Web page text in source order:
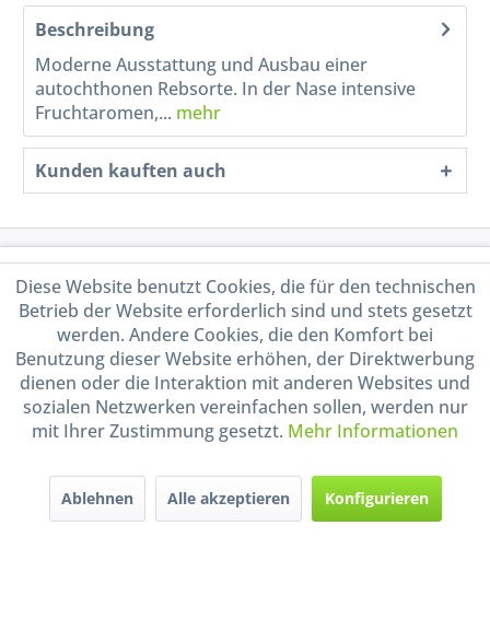
Beschreibung
Moderne Ausstattung und Ausbau einer
autochthonen Rebsorte. In der Nase intensive
Fruchtaromen,... mehr
Kunden kauften auch
Shop Service
Informationen
Handel mit BIO-Weinen
durch DE-ÖKO-009
Diese Website benutzt Cookies, die für den technischen
Betrieb der Website erforderlich sind und stets gesetzt
werden. Andere Cookies, die den Komfort bei
Benutzung dieser Website erhöhen, der Direktwerbung
dienen oder die Interaktion mit anderen Websites und
sozialen Netzwerken vereinfachen sollen, werden nur
mit Ihrer Zustimmung gesetzt. Mehr Informationen
Ablehnen Alle akzeptieren Konfigurieren